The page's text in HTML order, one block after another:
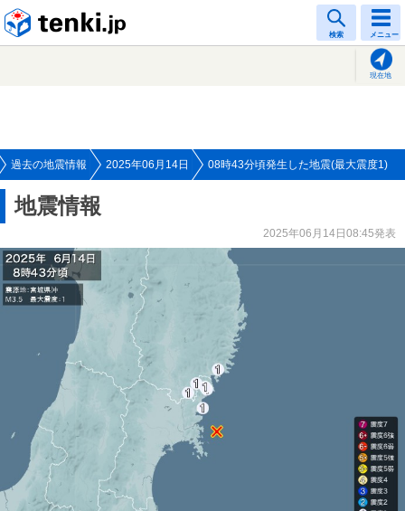
検索 メニュー
現在地
過去の地震情報 2025年06月14日 08時43分頃発生した地震(最大震度1)
地震情報
2025年06月14日08:45発表